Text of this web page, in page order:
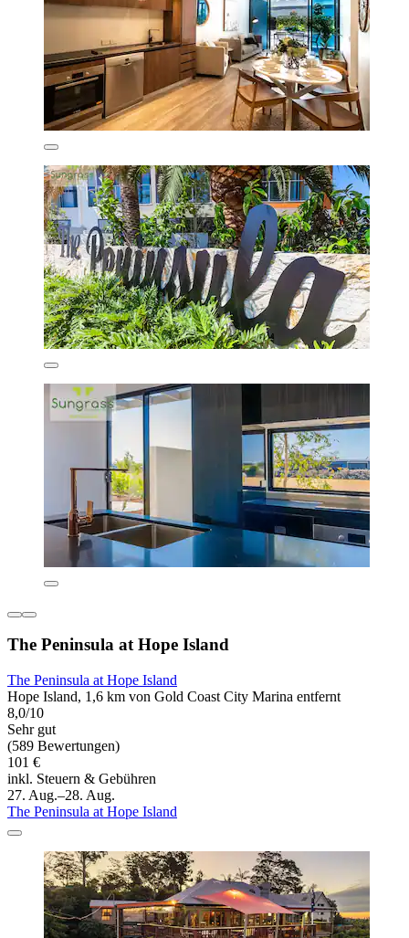
The Peninsula at Hope Island
The Peninsula at Hope Island
Hope Island, 1,6 km von Gold Coast City Marina entfernt
8,0/10
Sehr gut
(589 Bewertungen)
101 €
inkl. Steuern & Gebühren
27. Aug.–28. Aug.
The Peninsula at Hope Island